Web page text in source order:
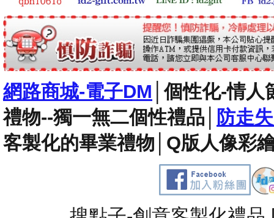
網路商城-電子DM │個性化-情人
禮物--獨一無二個性禮品
防走
客製化的畢業禮物 Q版人像彩